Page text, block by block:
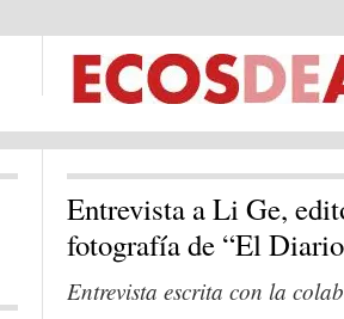
Entrevista a Li Ge,
fotografía de “El
Entrevista escrita con la